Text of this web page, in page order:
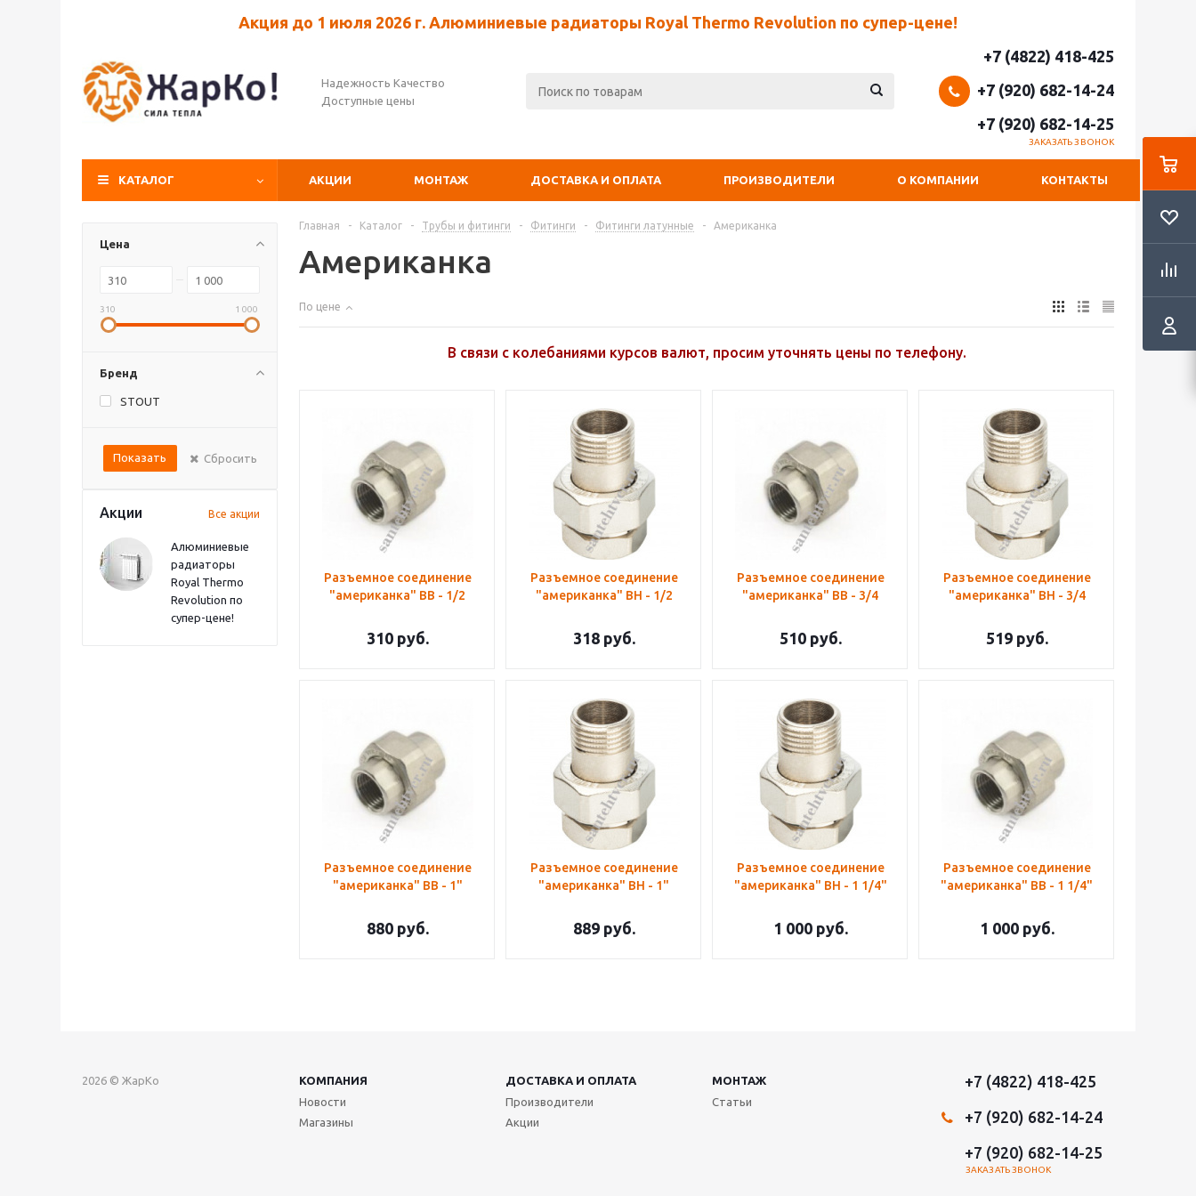
Акция до 1 июля 2026 г. Алюминиевые радиаторы Royal Thermo Revolution по супер-цене!
Надежность Качество
Доступные цены
+7 (4822) 418-425
+7 (920) 682-14-24
+7 (920) 682-14-25
ЗАКАЗАТЬ ЗВОНОК
КАТАЛОГ АКЦИИ МОНТАЖ ДОСТАВКА И ОПЛАТА ПРОИЗВОДИТЕЛИ О КОМПАНИИ КОНТАКТЫ
Цена
310 1 000
Бренд
STOUT
Показать Сбросить
Акции Все акции
Алюминиевые
радиаторы
Royal Thermo
Revolution по
супер-цене!
Главная - Каталог - Трубы и фитинги - Фитинги - Фитинги латунные - Американка
Американка
По цене
В связи с колебаниями курсов валют, просим уточнять цены по телефону.
Разъемное соединение
"американка" ВВ - 1/2
310руб.
Разъемное соединение
"американка" ВН - 1/2
318руб.
Разъемное соединение
"американка" ВВ - 3/4
510руб.
Разъемное соединение
"американка" ВН - 3/4
519руб.
Разъемное соединение
"американка" ВВ - 1"
880руб.
Разъемное соединение
"американка" ВН - 1"
889руб.
Разъемное соединение
"американка" ВН - 1 1/4"
1 000руб.
Разъемное соединение
"американка" ВВ - 1 1/4"
1 000руб.
2026 © ЖарКо КОМПАНИЯ ДОСТАВКА И ОПЛАТА
МОНТАЖ
Новости
Магазины
Производители
Акции
Статьи
+7 (4822) 418-425
+7 (920) 682-14-24
+7 (920) 682-14-25
ЗАКАЗАТЬ ЗВОНОК